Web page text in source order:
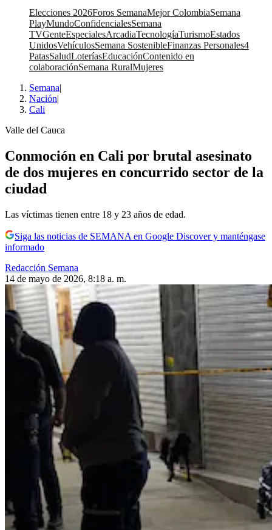
Elecciones 2026Foros SemanaMejor ColombiaSemana
PlayMundoConfidencialesSemana
TVGenteEspecialesArcadiaTecnologíaTurismoEstados
UnidosVehículosSemana SostenibleFinanzas Personales4
PatasSaludLoteríasEducaciónContenido en
colaboraciónSemana RuralMujeres
Semana|
Nación|
Cali
Valle del Cauca
Conmoción en Cali por brutal asesinato
de dos mujeres en concurrido sector de la
ciudad
Las víctimas tienen entre 18 y 23 años de edad.
Siga las noticias de SEMANA en Google Discover y manténgase
informado
Redacción Semana
14 de mayo de 2026, 8:18 a. m.